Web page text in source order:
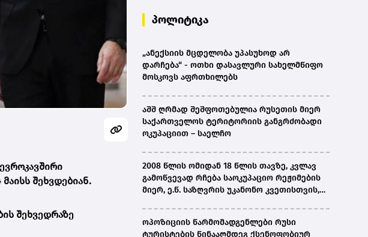
შეხვდებიან.
შეხვედრაზე
ავტომობილზე მხოლოდ 20
ლიტრის ჩასხმის შეზღუდვა
კვლევის ინსტიტუტი“
პოლიტიკა
„ანექსიის მცდელობა უპასუხოდ არ
დარჩება“ - ოთხი დასავლური სახელმწიფო
მოსკოვს აფრთხილებს
აშშ ღრმად შეშფოთებულია რუსეთის მიერ
საქართველოს ტერიტორიის განგრძობადი
ოკუპაციით – საელჩო
2008 წლის ომიდან 18 წლის თავზე, კვლავ
გამოწვევად რჩება საოკუპაციო რეჟიმების
მიერ, ე.წ. საზღვრის უკანონო კვეთისთვის,
ენაზე განათლების ხელმისაწვდომობა-
ოპოზიციის წარმომადგენლები რუსი
ტურისტების წინააღმდეგ ქსენოფობიურ